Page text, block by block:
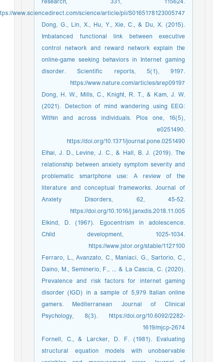
www.sciencedirect.com/science/article/pii/S0165178123005747
Dong, G., Lin, X., Hu, Y., Xie, C., & Du, X. (2015).
Imbalanced functional link between executive
control network and reward network explain the
online-game seeking behaviors in Internet gaming
disorder. Scientific reports, 5(1), 9197.
https://www.nature.com/articles/srep09197
Dong, H. W., Mills, C., Knight, R. T., & Kam, J. W.
(2021). Detection of mind wandering using EEG:
Within and across individuals. Plos one, 16(5),
e0251490.
https://doi.org/10.1371/journal.pone.0251490
Elhai, J. D., Levine, J. C., & Hall, B. J. (2019). The
relationship between anxiety symptom severity and
problematic smartphone use: A review of the
literature and conceptual frameworks. Journal of
Anxiety Disorders, 62, 45-52.
https://doi.org/10.1016/j.janxdis.2018.11.005
Elkind, D. (1967). Egocentrism in adolescence.
Child development, 1025-1034.
https://www.jstor.org/stable/1127100
Ferraro, L., Avanzato, C., Maniaci, G., Sartorio, C.,
Daino, M., Seminerio, F., ... & La Cascia, C. (2020).
Prevalence and risk factors for internet gaming
disorder (IGD) in a sample of 5,979 Italian online
gamers. Mediterranean Journal of Clinical
Psychology, 8(3). https://doi.org/10.6092/2282-
1619/mjcp-2674
Fornell, C., & Larcker, D. F. (1981). Evaluating
structural equation models with unobservable